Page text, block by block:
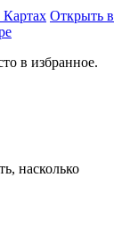
Открыть в
в избранное.
насколько